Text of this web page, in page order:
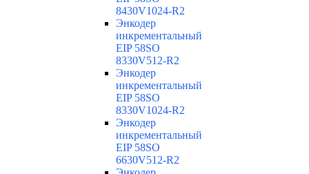
8430V1024-R2
Энкодер
инкрементальный
EIP 58SO
8330V512-R2
Энкодер
инкрементальный
EIP 58SO
8330V1024-R2
Энкодер
инкрементальный
EIP 58SO
6630V512-R2